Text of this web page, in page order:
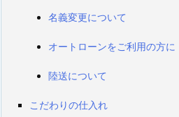
名義変更について
オートローンをご利用の方に
陸送について
こだわりの仕入れ